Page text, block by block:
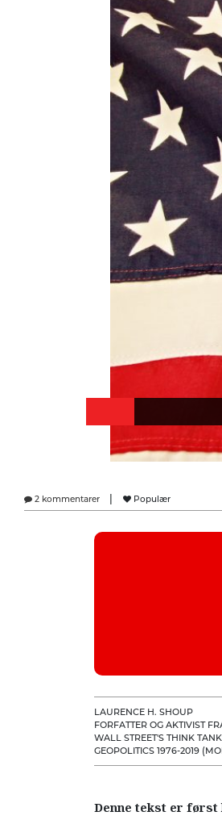
2 kommentarer | Populær
LAURENCE H. SHOUP
FORFATTER OG AKTIVIST
WALL STREET'S THINK
GEOPOLITICS 1976-2019
Denne tekst er